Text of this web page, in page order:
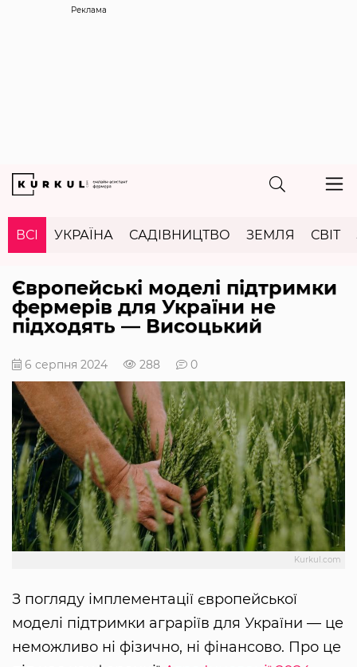
Реклама
ВСІ УКРАЇНА САДІВНИЦТВО ЗЕМЛЯ СВІТ
Європейські моделі підтримки
фермерів для України не
підходять — Висоцький
6 серпня 2024 288 0
Kurkul.com
З погляду імплементації європейської
моделі підтримки аграріїв для України — це
неможливо ні фізично, ні фінансово. Про це